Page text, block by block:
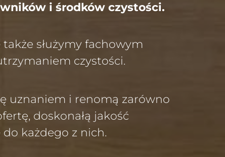
i środków czystości.
służymy fachowym
czystości.
uznaniem i renomą zarówno
doskonałą jakość
każdego z nich.